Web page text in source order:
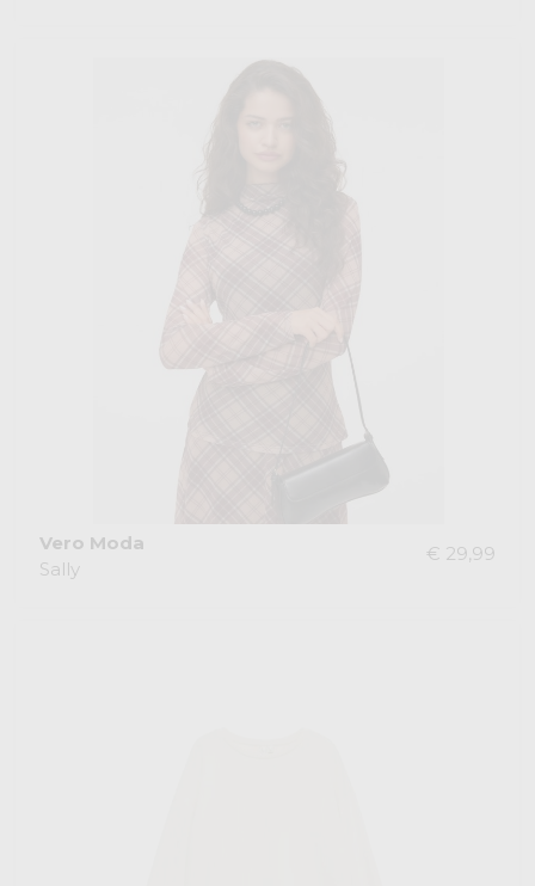
Vero Moda
Sally
€ 29,99